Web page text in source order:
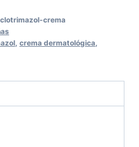
crema
, crema dermatológica,